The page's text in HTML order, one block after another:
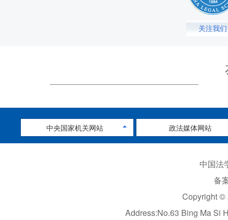
关注我们
中央国家机关网站 政法媒体网站
中国法
备
Copyright ©
Address:No.63 Bing Ma Si